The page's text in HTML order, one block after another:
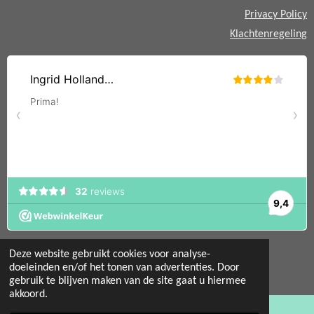
Deze website gebruikt cookies voor analyse-
doeleinden en/of het tonen van advertenties. Door
gebruik te blijven maken van de site gaat u hiermee
akkoord.
Privacy Policy
Klachtenregeling
© 2022 - 2026 Mint 11 giftstore